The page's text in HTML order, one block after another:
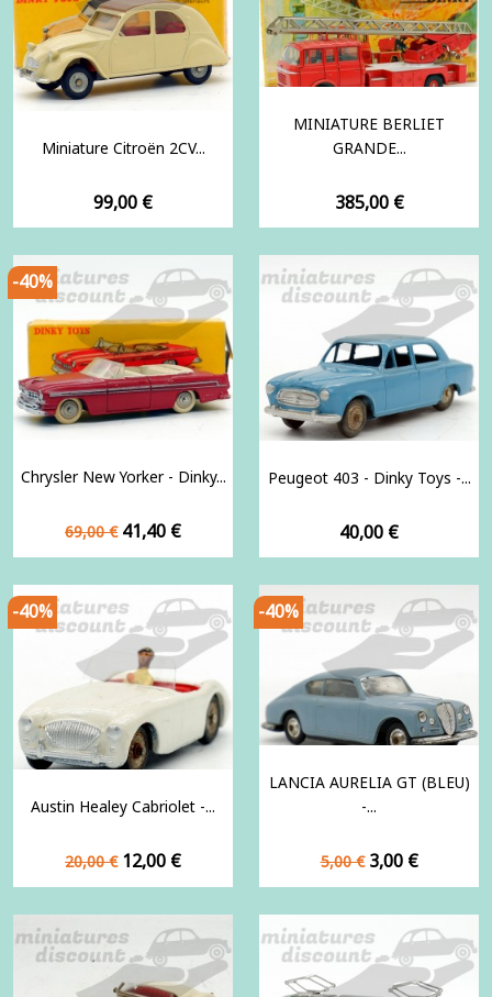
Miniature Citroën 2CV...
Prix
99,00 €
MINIATURE BERLIET
GRANDE...
Prix
385,00 €
Chrysler New Yorker - Dinky...
Prix
de
69,00 € Prix
41,40 €
-40%
Peugeot 403 - Dinky Toys -...
Prix
40,00 €
Austin Healey Cabriolet -...
Prix
de
20,00 € Prix
12,00 €
-40%
LANCIA AURELIA GT (BLEU)
-...
Prix
de
5,00 € Prix
3,00 €
-40%